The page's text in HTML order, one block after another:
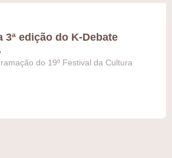
3ª edição do K-Debate
do 19º Festival da Cultura